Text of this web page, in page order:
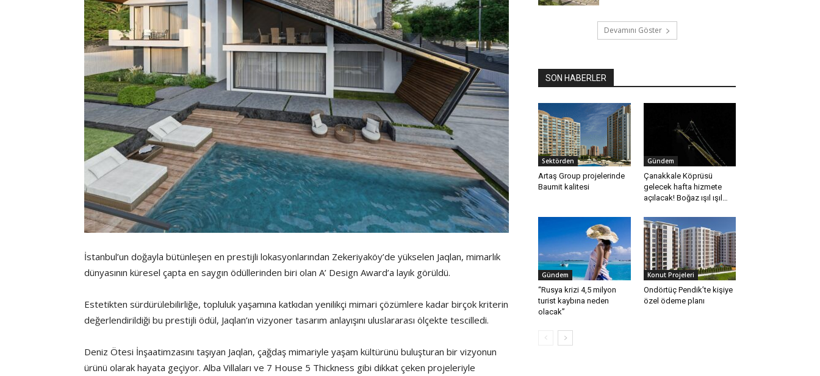
İstanbul’un doğayla bütünleşen en prestijli lokasyonlarından Zekeriyaköy’de yükselen Jaqlan, mimarlık
dünyasının küresel çapta en saygın ödüllerinden biri olan A’ Design Award’a layık görüldü.
Estetikten sürdürülebilirliğe, topluluk yaşamına katkıdan yenilikçi mimari çözümlere kadar birçok kriterin
değerlendirildiği bu prestijli ödül, Jaqlan’ın vizyoner tasarım anlayışını uluslararası ölçekte tescilledi.
Deniz Ötesi İnşaatimzasını taşıyan Jaqlan, çağdaş mimariyle yaşam kültürünü buluşturan bir vizyonun
ürünü olarak hayata geçiyor. Alba Villaları ve 7 House 5 Thickness gibi dikkat çeken projeleriyle
Devamını Göster
SON HABERLER
Sektörden
Artaş Group projelerinde
Baumit kalitesi
Gündem
Çanakkale Köprüsü
gelecek hafta hizmete
açılacak! Boğaz ışıl ışıl…
Gündem
“Rusya krizi 4,5 milyon
turist kaybına neden
olacak”
Konut Projeleri
Ondörtüç Pendik’te kişiye
özel ödeme planı